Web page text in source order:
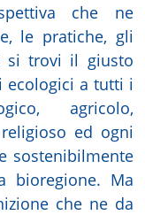
che ne
le pratiche, gli
si trovi il giusto
ecologici a tutti i
agricolo,
ed ogni
sostenibilmente
bioregione. Ma
che ne da